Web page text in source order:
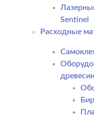
Sentinel
Расходные